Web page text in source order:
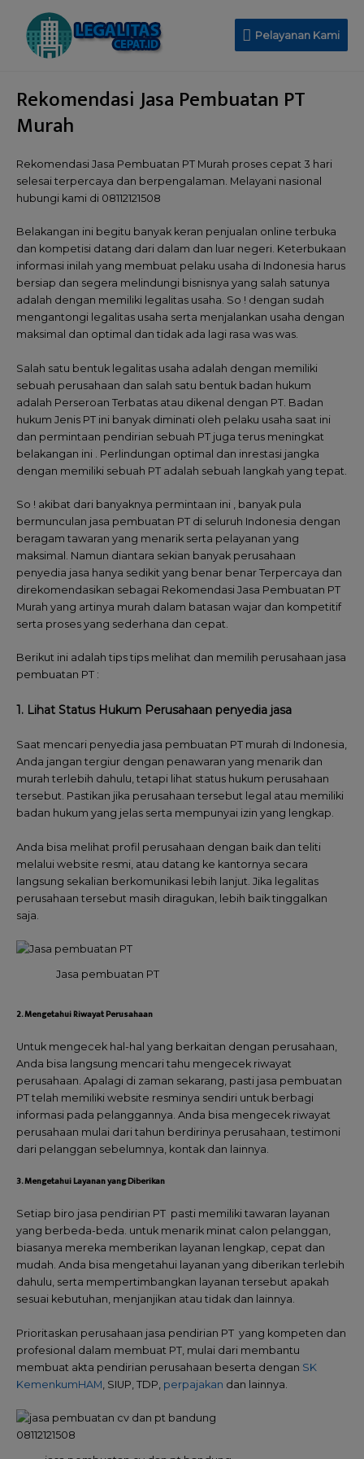
Pelayanan Kami
Rekomendasi Jasa Pembuatan PT
Murah
Rekomendasi Jasa Pembuatan PT Murah proses cepat 3 hari
selesai terpercaya dan berpengalaman. Melayani nasional
hubungi kami di 08112121508
Belakangan ini begitu banyak keran penjualan online terbuka
dan kompetisi datang dari dalam dan luar negeri. Keterbukaan
informasi inilah yang membuat pelaku usaha di Indonesia harus
bersiap dan segera melindungi bisnisnya yang salah satunya
adalah dengan memiliki legalitas usaha. So ! dengan sudah
mengantongi legalitas usaha serta menjalankan usaha dengan
maksimal dan optimal dan tidak ada lagi rasa was was.
Salah satu bentuk legalitas usaha adalah dengan memiliki
sebuah perusahaan dan salah satu bentuk badan hukum
adalah Perseroan Terbatas atau dikenal dengan PT. Badan
hukum Jenis PT ini banyak diminati oleh pelaku usaha saat ini
dan permintaan pendirian sebuah PT juga terus meningkat
belakangan ini . Perlindungan optimal dan inrestasi jangka
dengan memiliki sebuah PT adalah sebuah langkah yang tepat.
So ! akibat dari banyaknya permintaan ini , banyak pula
bermunculan jasa pembuatan PT di seluruh Indonesia dengan
beragam tawaran yang menarik serta pelayanan yang
maksimal. Namun diantara sekian banyak perusahaan
penyedia jasa hanya sedikit yang benar benar Terpercaya dan
direkomendasikan sebagai Rekomendasi Jasa Pembuatan PT
Murah yang artinya murah dalam batasan wajar dan kompetitif
serta proses yang sederhana dan cepat.
Berikut ini adalah tips tips melihat dan memilih perusahaan jasa
pembuatan PT :
1. Lihat Status Hukum Perusahaan penyedia jasa
Saat mencari penyedia jasa pembuatan PT murah di Indonesia,
Anda jangan tergiur dengan penawaran yang menarik dan
murah terlebih dahulu, tetapi lihat status hukum perusahaan
tersebut. Pastikan jika perusahaan tersebut legal atau memiliki
badan hukum yang jelas serta mempunyai izin yang lengkap.
Anda bisa melihat profil perusahaan dengan baik dan teliti
melalui website resmi, atau datang ke kantornya secara
langsung sekalian berkomunikasi lebih lanjut. Jika legalitas
perusahaan tersebut masih diragukan, lebih baik tinggalkan
saja.
Jasa pembuatan PT
2. Mengetahui Riwayat Perusahaan
Untuk mengecek hal-hal yang berkaitan dengan perusahaan,
Anda bisa langsung mencari tahu mengecek riwayat
perusahaan. Apalagi di zaman sekarang, pasti jasa pembuatan
PT telah memiliki website resminya sendiri untuk berbagi
informasi pada pelanggannya. Anda bisa mengecek riwayat
perusahaan mulai dari tahun berdirinya perusahaan, testimoni
dari pelanggan sebelumnya, kontak dan lainnya.
3. Mengetahui Layanan yang Diberikan
Setiap biro jasa pendirian PT pasti memiliki tawaran layanan
yang berbeda-beda. untuk menarik minat calon pelanggan,
biasanya mereka memberikan layanan lengkap, cepat dan
mudah. Anda bisa mengetahui layanan yang diberikan terlebih
dahulu, serta mempertimbangkan layanan tersebut apakah
sesuai kebutuhan, menjanjikan atau tidak dan lainnya.
Prioritaskan perusahaan jasa pendirian PT yang kompeten dan
profesional dalam membuat PT, mulai dari membantu
membuat akta pendirian perusahaan beserta dengan SK
KemenkumHAM , SIUP, TDP, perpajakan dan lainnya.